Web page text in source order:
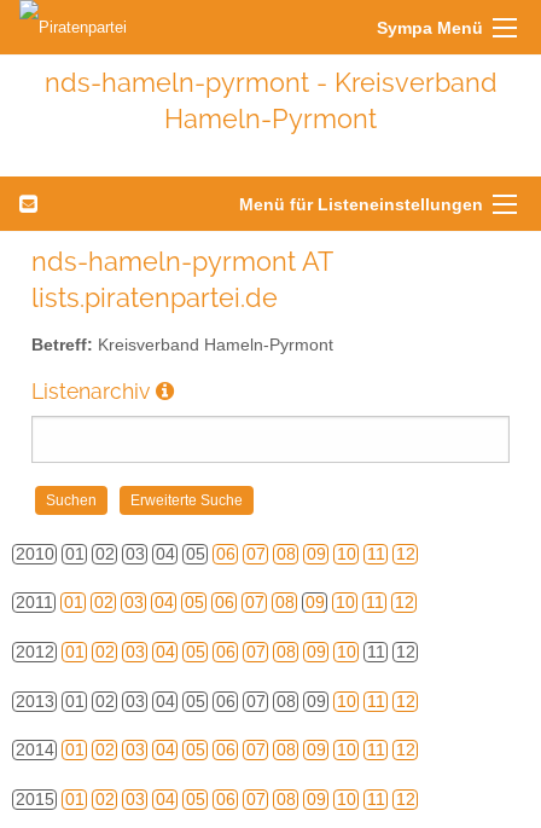
Sympa Menü
nds-hameln-pyrmont - Kreisverband
Hameln-Pyrmont
Menü für Listeneinstellungen
nds-hameln-pyrmont AT
lists.piratenpartei.de
Betreff: Kreisverband Hameln-Pyrmont
Listenarchiv
2010 01 02 03 04 05 06 07 08 09 10 11 12
2011 01 02 03 04 05 06 07 08 09 10 11 12
2012 01 02 03 04 05 06 07 08 09 10 11 12
2013 01 02 03 04 05 06 07 08 09 10 11 12
2014 01 02 03 04 05 06 07 08 09 10 11 12
2015 01 02 03 04 05 06 07 08 09 10 11 12